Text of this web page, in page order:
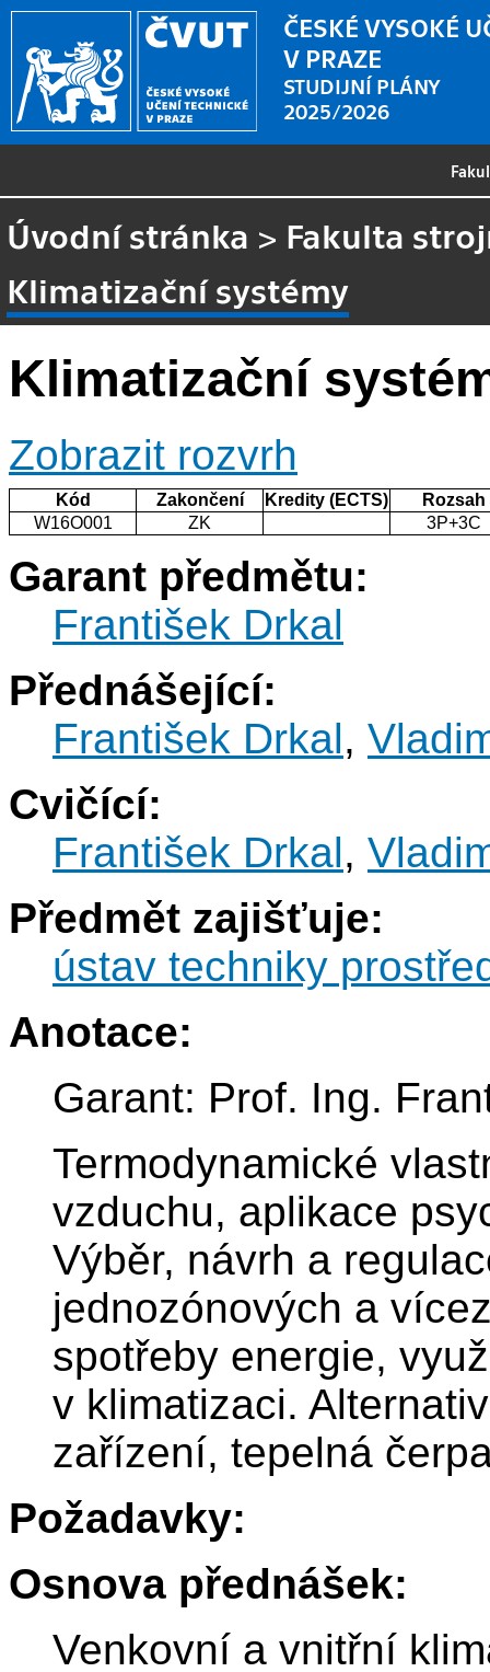
ČESKÉ VYSOKÉ
V PRAZE
STUDIJNÍ PLÁNY
2025/2026
Úvodní stránka > Fakulta
Klimatizační systémy
Klimatizační
Zobrazit rozvrh
Kód Zakončení Kredity (ECTS)
Rozsah
W16O001
ZK 3P+3C
Garant předmětu:
František Drkal
Přednášející:
František Drkal,
Cvičící:
František Drkal,
Předmět zajišťuje:
ústav techniky
Anotace:
Garant: Prof. Ing.
Termodynamické
vzduchu, aplikace
Výběr, návrh a
jednozónových a
spotřeby energie,
v klimatizaci.
zařízení, tepelná
Požadavky:
Osnova přednášek:
Venkovní a vnitřní